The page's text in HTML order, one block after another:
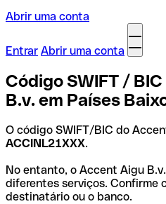
Abrir uma conta
Entrar Abrir uma conta
Código SWIFT /
B.v. em Países
O código SWIFT/BIC do
ACCINL21XXX.
No entanto, o Accent Aigu
diferentes serviços. Confirme
destinatário ou o banco.